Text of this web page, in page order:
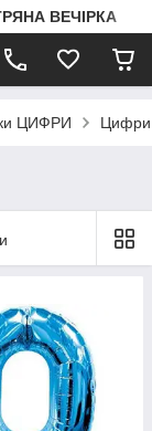
ВЕЧІРКА
ЦИФРИ Цифри